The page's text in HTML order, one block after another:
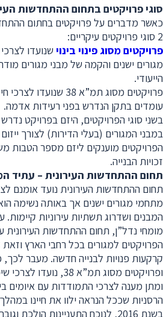
סוגי פרויקטים בתחום ההתחדשות
כאשר מדברים על פרויקטים בחתום
2 סוגי פרויקטים עיקריים:
פרויקטים מסוג פינוי בינוי שנועדו
מגורים ישנים והקמה של מבני מגורים
הייעודי.
פרויקטים מסוג תמ”א 38
עומדים בתקן הנדרש בפני רעידות אדמה.
בשני סוגי הפרויקטים, היזם בפרויקט
במבני המגורים (בעלי הדירות) לצורך
הפרויקטים מוענקים ליזם מספר הטבות
זכויות הבנייה.
תחום ההתחדשות העירונית – עתיד
תחום ההתחדשות העירונית נועד אומנם
מתחמי מגורים ישנים אך באותה נשימה
המבנים ושדרוג תשתיות עירוניות
מומחי נדל”ן, תחום ההתחדשות העירונית
הפרויקטים למגורים בכל רחבי הארץ
קרקעות פנויות לבנייה חדשה. מעבר לכך,
ופרויקטים מסוג תמ”א
ומתן מענה לצרכי התמודדות עם איומים
הרסניות שככל הנראה ילוו את חיינו
בשנת 2016, לנוכח התעניינות